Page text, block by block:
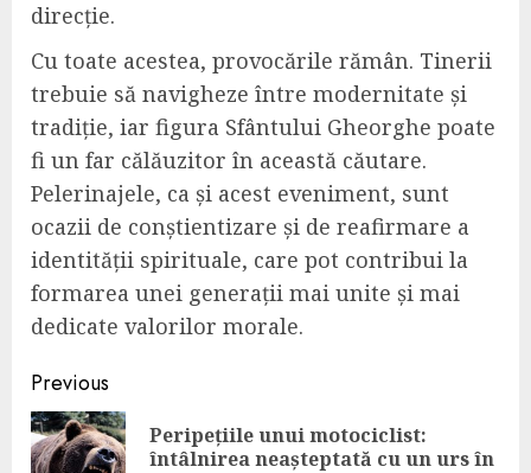
direcție.
Cu toate acestea, provocările rămân. Tinerii
trebuie să navigheze între modernitate și
tradiție, iar figura Sfântului Gheorghe poate
fi un far călăuzitor în această căutare.
Pelerinajele, ca și acest eveniment, sunt
ocazii de conștientizare și de reafirmare a
identității spirituale, care pot contribui la
formarea unei generații mai unite și mai
dedicate valorilor morale.
Continue
Reading
Previous
Peripețiile unui motociclist:
întâlnirea neașteptată cu un urs în